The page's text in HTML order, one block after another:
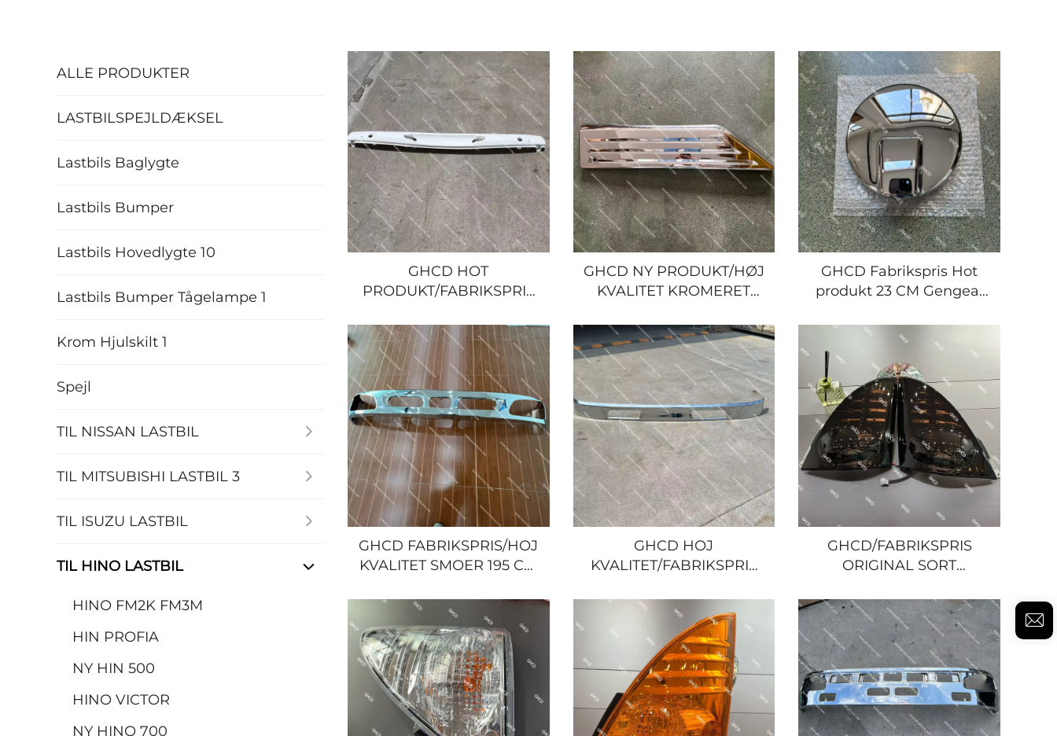
ALLE PRODUKTER
LASTBILSPEJLDÆKSEL
Lastbils Baglygte
Lastbils Bumper
Lastbils Hovedlygte 10
Lastbils Bumper Tågelampe 1
Krom Hjulskilt 1
Spejl
TIL NISSAN LASTBIL
TIL MITSUBISHI LASTBIL 3
TIL ISUZU LASTBIL
TIL HINO LASTBIL
HINO FM2K FM3M
HIN PROFIA
NY HIN 500
HINO VICTOR
NY HINO 700
GHCD HOT
PRODUKT/FABRIKSPRIS
MÅLINGSVIBER til
JAPANSK LASTBIL HINO
MEGA 500/ISUZU
MITSUBISHI/NISSAN
GHCD NY PRODUKT/HØJ
KVALITET KROMERET
til JAPANSK LASTBIL
HINO
PROFIA/500/700/ISUZU/NISSAN/MITSUBISHI
GHCD Fabrikspris Hot
produkt 23 CM Gengeal
japansk lastbil til HINO
500/ISUZU/NISSAN/MITSUBISHI
GHCD FABRIKSPRIS/HOJ
KVALITET SMOER 195 CM
FORSTOES for JAPANSK
LASTBIL HINO MEGA
500/ISUZU/NISSAN/MITSUBISHI
GHCD HOJ
KVALITET/FABRIKSPRIS
KROMPLATERET NEDRE
FORSTOES for JAPANSK
LASTBIL HINO
500/ISUZU/HINO/MITSUBISHI
GHCD/FABRIKSPRIS
ORIGINAL SORT
JAPANSK LASTBIL HINO
500/700/PROFIA/ISUZU/NSSAN/